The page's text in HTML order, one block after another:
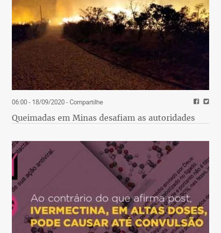
06:00 - 18/09/2020- Compartilhe
Queimadas em Minas desafiam as autoridades